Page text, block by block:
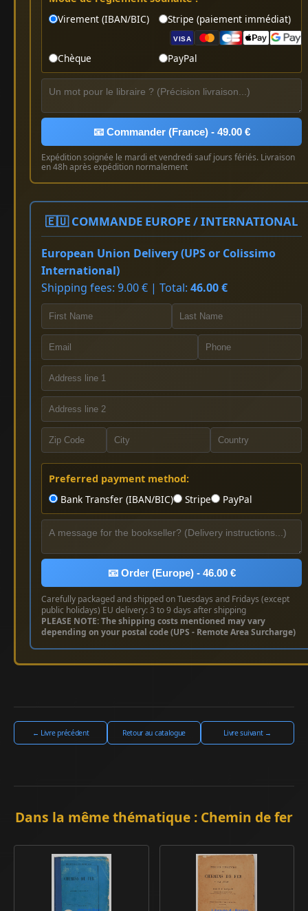
Virement (IBAN/BIC)
Stripe (paiement immédiat)
VISA
Chèque PayPal
📧 Commander (France) - 49.00 €
Expédition soignée le mardi et vendredi sauf jours fériés. Livraison
en 48h après expédition normalement
🇪🇺 COMMANDE EUROPE / INTERNATIONAL
European Union Delivery (UPS or Colissimo
International)
Shipping fees: 9.00 € | Total: 46.00 €
Preferred payment method:
Bank Transfer (IBAN/BIC)
Stripe PayPal
📧 Order (Europe) - 46.00 €
Carefully packaged and shipped on Tuesdays and Fridays (except
public holidays) EU delivery: 3 to 9 days after shipping
PLEASE NOTE: The shipping costs mentioned may vary
depending on your postal code (UPS - Remote Area Surcharge)
← Livre précédent Retour au catalogue Livre suivant →
Dans la même thématique : Chemin de fer